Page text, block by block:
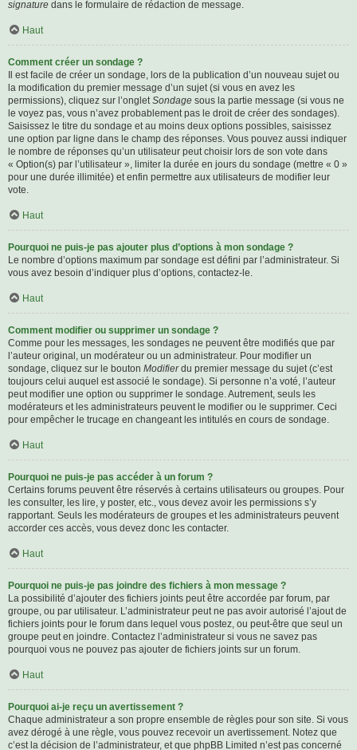
signature dans le formulaire de rédaction de message.
Haut
Comment créer un sondage ?
Il est facile de créer un sondage, lors de la publication d’un nouveau sujet ou
la modification du premier message d’un sujet (si vous en avez les
permissions), cliquez sur l’ongletSondage sous la partie message (si vous ne
le voyez pas, vous n’avez probablement pas le droit de créer des sondages).
Saisissez le titre du sondage et au moins deux options possibles, saisissez
une option par ligne dans le champ des réponses. Vous pouvez aussi indiquer
le nombre de réponses qu’un utilisateur peut choisir lors de son vote dans
« Option(s) par l’utilisateur », limiter la durée en jours du sondage (mettre « 0 »
pour une durée illimitée) et enfin permettre aux utilisateurs de modifier leur
vote.
Haut
Pourquoi ne puis-je pas ajouter plus d’options à mon sondage ?
Le nombre d’options maximum par sondage est défini par l’administrateur. Si
vous avez besoin d’indiquer plus d’options, contactez-le.
Haut
Comment modifier ou supprimer un sondage ?
Comme pour les messages, les sondages ne peuvent être modifiés que par
l’auteur original, un modérateur ou un administrateur. Pour modifier un
sondage, cliquez sur le bouton Modifierdu premier message du sujet (c’est
toujours celui auquel est associé le sondage). Si personne n’a voté, l’auteur
peut modifier une option ou supprimer le sondage. Autrement, seuls les
modérateurs et les administrateurs peuvent le modifier ou le supprimer. Ceci
pour empêcher le trucage en changeant les intitulés en cours de sondage.
Haut
Pourquoi ne puis-je pas accéder à un forum ?
Certains forums peuvent être réservés à certains utilisateurs ou groupes. Pour
les consulter, les lire, y poster, etc., vous devez avoir les permissions s’y
rapportant. Seuls les modérateurs de groupes et les administrateurs peuvent
accorder ces accès, vous devez donc les contacter.
Haut
Pourquoi ne puis-je pas joindre des fichiers à mon message ?
La possibilité d’ajouter des fichiers joints peut être accordée par forum, par
groupe, ou par utilisateur. L’administrateur peut ne pas avoir autorisé l’ajout de
fichiers joints pour le forum dans lequel vous postez, ou peut-être que seul un
groupe peut en joindre. Contactez l’administrateur si vous ne savez pas
pourquoi vous ne pouvez pas ajouter de fichiers joints sur un forum.
Haut
Pourquoi ai-je reçu un avertissement ?
Chaque administrateur a son propre ensemble de règles pour son site. Si vous
avez dérogé à une règle, vous pouvez recevoir un avertissement. Notez que
c’est la décision de l’administrateur, et que phpBB Limited n’est pas concerné